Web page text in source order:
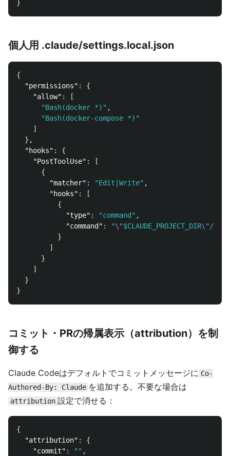
}
個人用 .claude/settings.local.json
{
"permissions" :
{
"allow" :
[
"Bash(docker *)" ,
"Bash(docker-compose *)"
]
},
"hooks" :
{
"PostToolUse" :
[
{
"matcher" : "Edit|Write" ,
"hooks" :
[
{
"type" : "command" ,
"command" : "\"$CLAUDE_PROJECT_DIR\"/
}
]
}
]
}
}
コミット・PRの帰属表示（attribution）を制
御する
Claude Codeはデフォルトでコミットメッセージに Co-
Authored-By: Claude を追加する。不要な場合は
attribution 設定で消せる：
{
"attribution" :
{
"commit" : "" ,